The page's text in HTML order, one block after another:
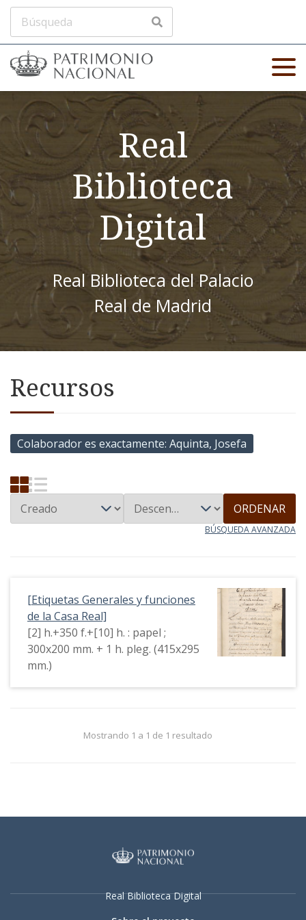
Real
Biblioteca
Digital
Real Biblioteca del Palacio
Real de Madrid
Recursos
Colaborador es exactamente Aquinta, Josefa
ORDENAR
BÚSQUEDA AVANZADA
[Etiquetas Generales y funciones
de la Casa Real]
[2] h.+350 f.+[10] h. : papel ;
300x200 mm. + 1 h. pleg. (415x295
mm.)
Mostrando 1 a 1 de 1 resultado
Real Biblioteca Digital